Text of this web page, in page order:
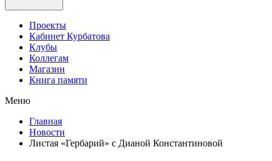
Проекты
Кабинет Курбатова
Клубы
Коллегам
Магазин
Книга памяти
Меню
Главная
Новости
Листая «Гербарий» с Дианой Константиновой